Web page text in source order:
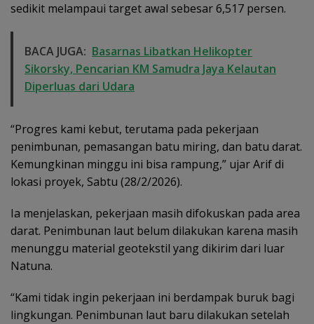
sedikit melampaui target awal sebesar 6,517 persen.
BACA JUGA: Basarnas Libatkan Helikopter
Sikorsky, Pencarian KM Samudra Jaya Kelautan
Diperluas dari Udara
“Progres kami kebut, terutama pada pekerjaan
penimbunan, pemasangan batu miring, dan batu darat.
Kemungkinan minggu ini bisa rampung,” ujar Arif di
lokasi proyek, Sabtu (28/2/2026).
Ia menjelaskan, pekerjaan masih difokuskan pada area
darat. Penimbunan laut belum dilakukan karena masih
menunggu material geotekstil yang dikirim dari luar
Natuna.
“Kami tidak ingin pekerjaan ini berdampak buruk bagi
lingkungan. Penimbunan laut baru dilakukan setelah